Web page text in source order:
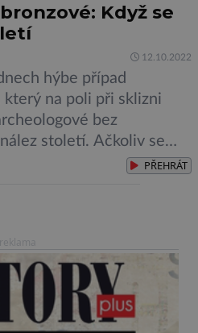
Když se
12.10.2022
hýbe případ
který na poli při sklizni
bez
století. Ačkoliv se
o zlatý diadém, to se
PŘEHRÁT